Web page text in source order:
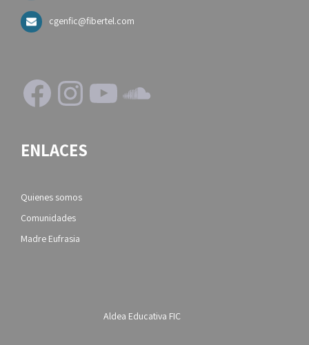
cgenfic@fibertel.com
Facebook
Instagram
YouTube
SoundCloud
ENLACES
Quienes somos
Comunidades
Madre Eufrasia
Aldea Educativa FIC